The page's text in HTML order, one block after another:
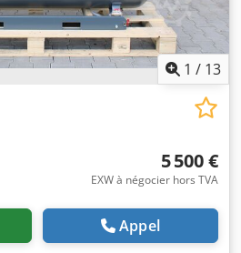
1 / 13
5 500 €
EXW à négocier hors TVA
Appel